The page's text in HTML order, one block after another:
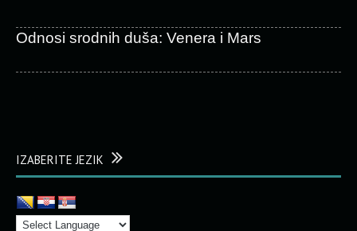
Odnosi srodnih duša: Venera i Mars
IZABERITE JEZIK